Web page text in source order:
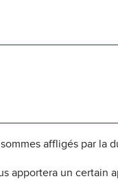
affligés par la
apportera un certain